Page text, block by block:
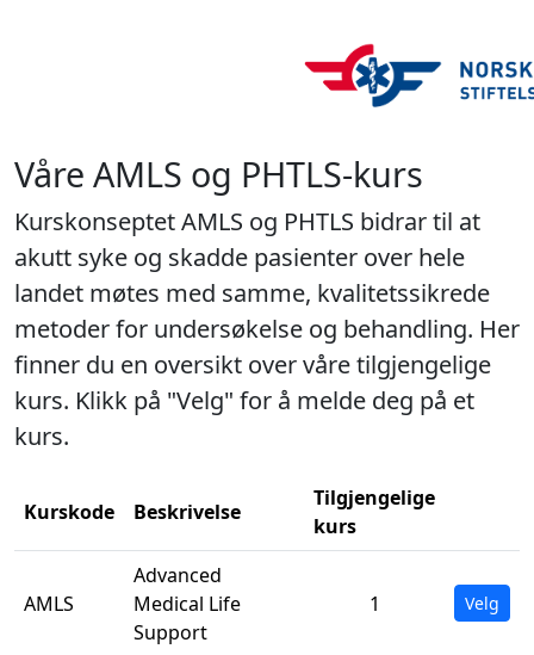
Våre AMLS og PHTLS-kurs
Kurskonseptet AMLS og PHTLS bidrar til at
akutt syke og skadde pasienter over hele
landet møtes med samme, kvalitetssikrede
metoder for undersøkelse og behandling. Her
finner du en oversikt over våre tilgjengelige
kurs. Klikk på "Velg" for å melde deg på et
kurs.
Kurskode Beskrivelse
Tilgjengelige
kurs
AMLS
Advanced
Medical Life
Support
1 Velg